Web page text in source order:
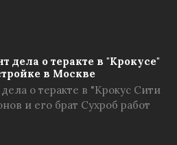
дела о теракте в "Крокусе"
в Москве
о теракте в "Крокус Сити
и его брат Сухроб работ